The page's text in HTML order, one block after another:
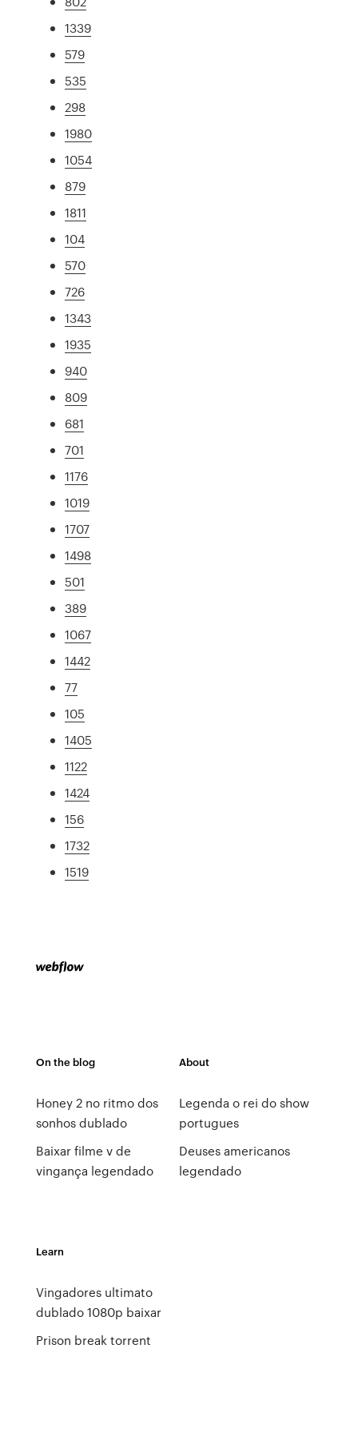
1339
579
535
298
1980
1054
879
1811
104
570
726
1343
1935
940
809
681
701
1176
1019
1707
1498
501
389
1067
1442
77
105
1405
1122
1424
156
1732
1519
On the blog
Honey 2 no ritmo dos
sonhos dublado
Baixar filme v de
vingança legendado
About
Legenda o rei do show
portugues
Deuses americanos
legendado
Learn
Vingadores ultimato
dublado 1080p baixar
Prison break torrent